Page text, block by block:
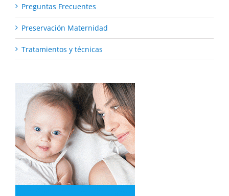
Preguntas Frecuentes
Preservación Maternidad
Tratamientos y técnicas